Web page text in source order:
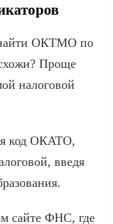
ОКТМО по
Проще
налоговой
код ОКАТО,
введя
сайте ФНС, где